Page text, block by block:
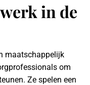
in de
maatschappelijk
om
Ze spelen een